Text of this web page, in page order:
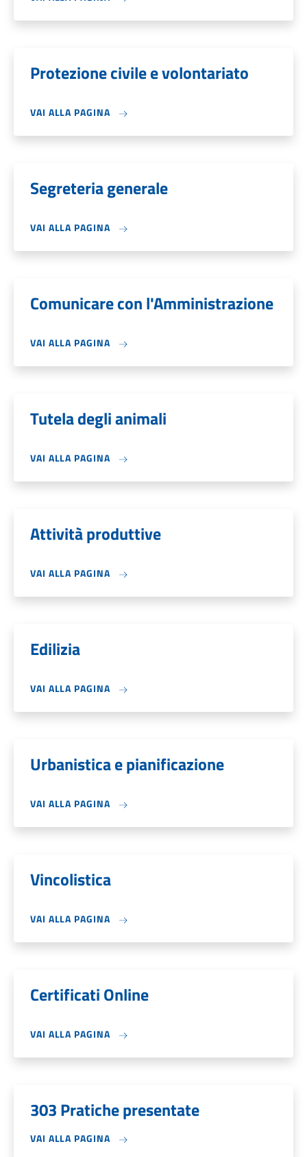
Protezione civile e volontariato
VAI ALLA PAGINA
Segreteria generale
VAI ALLA PAGINA
Comunicare con l'Amministrazione
VAI ALLA PAGINA
Tutela degli animali
VAI ALLA PAGINA
Attività produttive
VAI ALLA PAGINA
Edilizia
VAI ALLA PAGINA
Urbanistica e pianificazione
VAI ALLA PAGINA
Vincolistica
VAI ALLA PAGINA
Certificati Online
VAI ALLA PAGINA
303 Pratiche presentate
VAI ALLA PAGINA